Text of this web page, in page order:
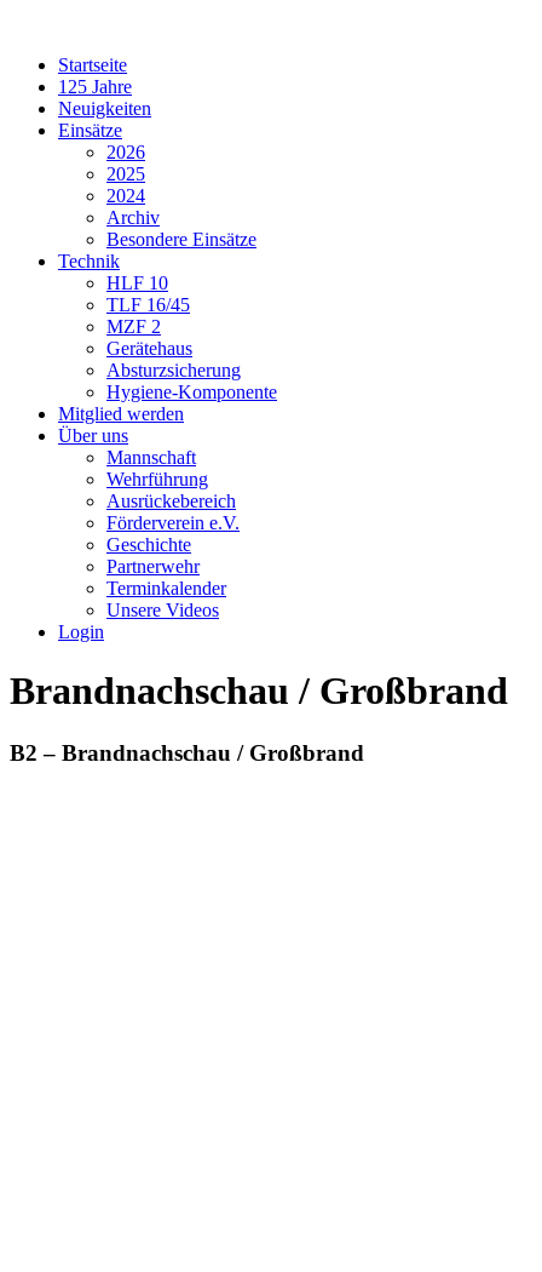
Startseite
125 Jahre
Neuigkeiten
Einsätze
2026
2025
2024
Archiv
Besondere Einsätze
Technik
HLF 10
TLF 16/45
MZF 2
Gerätehaus
Absturzsicherung
Hygiene-Komponente
Mitglied werden
Über uns
Mannschaft
Wehrführung
Ausrückebereich
Förderverein e.V.
Geschichte
Partnerwehr
Terminkalender
Unsere Videos
Login
Brandnachschau / Großbrand
B2 – Brandnachschau / Großbrand